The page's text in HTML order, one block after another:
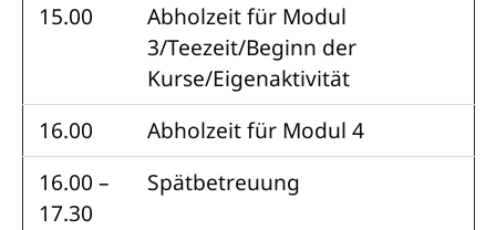
15.00
Abholzeit für Modul
3/Teezeit/Beginn der
Kurse/Eigenaktivität
16.00
Abholzeit für Modul 4
16.00 –
17.30
Spätbetreuung